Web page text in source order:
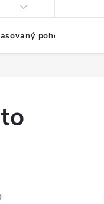
pohon TDM